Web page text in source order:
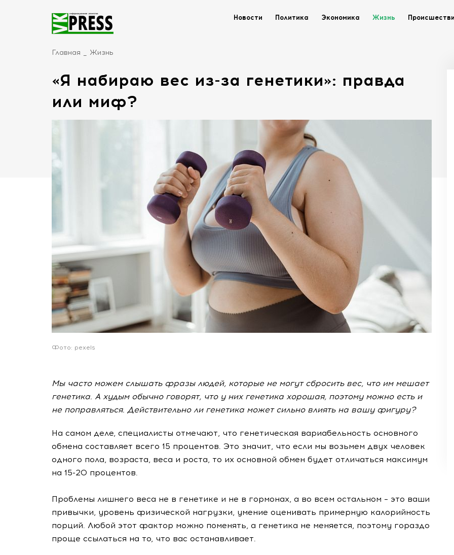
Новости Политика Экономика Жизнь
Главная Жизнь
«Я набираю вес из-за генетики»: правда
или миф?
Фото: pexels
Мы часто можем слышать фразы людей, которые не могут сбросить вес, что им мешает
генетика. А худым обычно говорят, что у них генетика хорошая, поэтому можно есть и
не поправляться. Действительно ли генетика может сильно влиять на вашу фигуру?
На самом деле, специалисты отмечают, что генетическая вариабельность основного
обмена составляет всего 15 процентов. Это значит, что если мы возьмем двух человек
одного пола, возраста, веса и роста, то их основной обмен будет отличаться максимум
на 15-20 процентов.
Проблемы лишнего веса не в генетике и не в гормонах, а во всем остальном – это ваши
привычки, уровень физической нагрузки, умение оценивать примерную калорийность
порций. Любой этот фактор можно поменять, а генетика не меняется, поэтому гораздо
проще ссылаться на то, что вас останавливает.